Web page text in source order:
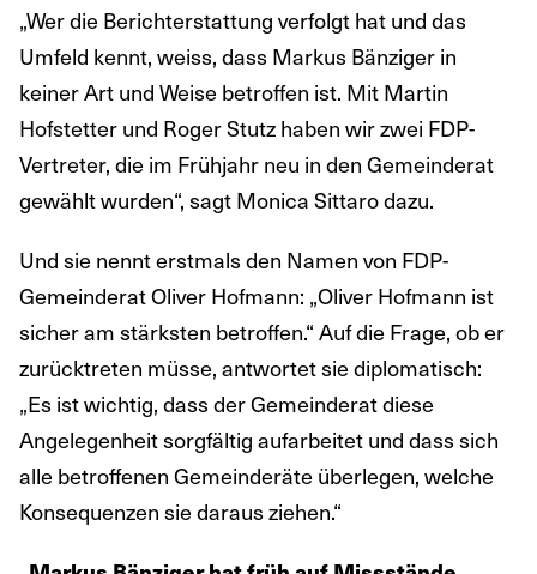
„Wer die Berichterstattung verfolgt hat und das
Umfeld kennt, weiss, dass Markus Bänziger in
keiner Art und Weise betroffen ist. Mit Martin
Hofstetter und Roger Stutz haben wir zwei FDP-
Vertreter, die im Frühjahr neu in den Gemeinderat
gewählt wurden“, sagt Monica Sittaro dazu.
Und sie nennt erstmals den Namen von FDP-
Gemeinderat Oliver Hofmann: „Oliver Hofmann ist
sicher am stärksten betroffen.“ Auf die Frage, ob er
zurücktreten müsse, antwortet sie diplomatisch:
„Es ist wichtig, dass der Gemeinderat diese
Angelegenheit sorgfältig aufarbeitet und dass sich
alle betroffenen Gemeinderäte überlegen, welche
Konsequenzen sie daraus ziehen.“